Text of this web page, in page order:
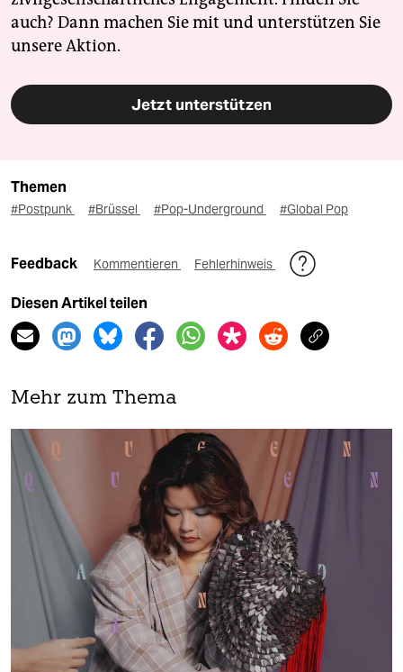
auch? Dann machen Sie mit und unterstützen Sie
unsere Aktion.
Jetzt unterstützen
Themen
#Postpunk #Brüssel #Pop-Underground #Global Pop
Feedback Kommentieren Fehlerhinweis
Diesen Artikel teilen
Mehr zum Thema